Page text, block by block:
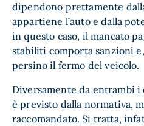
dipendono prettamente
appartiene l’auto e dalla
in questo caso, il mancato
stabiliti comporta sanzioni
persino il fermo del veicolo.
Diversamente da entrambi i
è previsto dalla normativa,
raccomandato. Si tratta,